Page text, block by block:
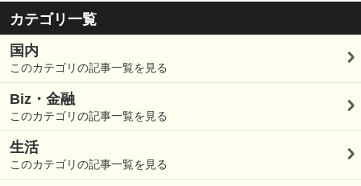
カテゴリ一覧
国内
このカテゴリの記事一覧を見る
Biz・金融
このカテゴリの記事一覧を見る
生活
このカテゴリの記事一覧を見る